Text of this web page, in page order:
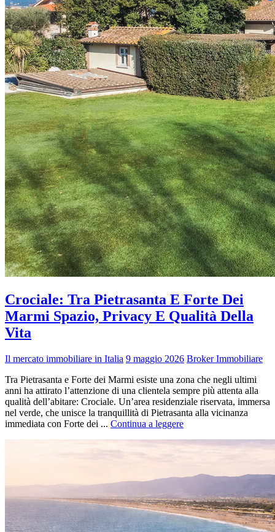
Crociale: Tra Pietrasanta E Forte Dei
Marmi Spazio, Privacy E Qualità Della
Vita
Il mercato immobiliare in Italia 9 maggio 2026 Broker Immobiliare
Tra Pietrasanta e Forte dei Marmi esiste una zona che negli ultimi
anni ha attirato l’attenzione di una clientela sempre più attenta alla
qualità dell’abitare: Crociale. Un’area residenziale riservata, immersa
nel verde, che unisce la tranquillità di Pietrasanta alla vicinanza
immediata con Forte dei ... Continua a leggere